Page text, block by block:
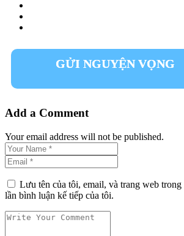
GỬI NGUYỆN VỌNG
Add a Comment
Your email address will not be published.
Lưu tên của tôi, email, và trang web
lần bình luận kế tiếp của tôi.